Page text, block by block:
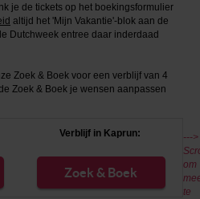
je de tickets op het boekingsformulier
altijd het 'Mijn Vakantie'-blok aan de
Dutchweek entree daar inderdaad
Zoek & Boek voor een verblijf van 4
Zoek & Boek je wensen aanpassen
Verblijf in Kaprun:
Zoek & Boek
--->
om
te